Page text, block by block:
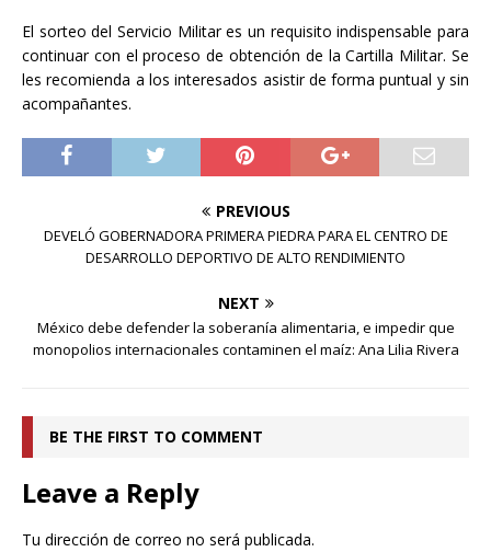
El sorteo del Servicio Militar es un requisito indispensable para
continuar con el proceso de obtención de la Cartilla Militar. Se
les recomienda a los interesados asistir de forma puntual y sin
acompañantes.
PREVIOUS
DEVELÓ GOBERNADORA PRIMERA PIEDRA PARA EL CENTRO DE
DESARROLLO DEPORTIVO DE ALTO RENDIMIENTO
NEXT
México debe defender la soberanía alimentaria, e impedir que
monopolios internacionales contaminen el maíz: Ana Lilia Rivera
BE THE FIRST TO COMMENT
Leave a Reply
Tu dirección de correo no será publicada.